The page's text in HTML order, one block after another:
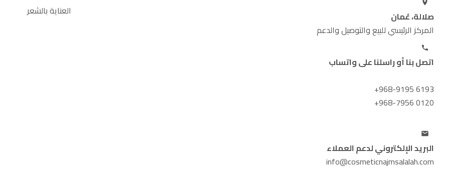
صلالة، عُمان
المركز الرئيسي للبيع والتوصيل والدعم
اتصل بنا أو راسلنا على واتساب
+968-9195 6193
+968-7956 0120
البريد الإلكتروني لدعم العملاء
info@cosmeticnajmsalalah.com
العناية بالشعر